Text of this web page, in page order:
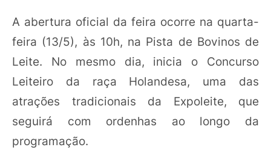
A abertura oficial da feira ocorre na quarta-
feira (13/5), às 10h, na Pista de Bovinos de
Leite. No mesmo dia, inicia o Concurso
Leiteiro da raça Holandesa, uma das
atrações tradicionais da Expoleite, que
seguirá com ordenhas ao longo da
programação.